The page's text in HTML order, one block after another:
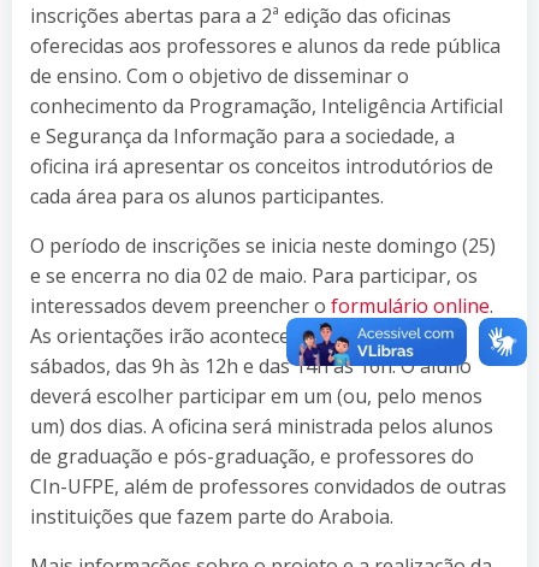
inscrições abertas para a 2ª edição das oficinas
oferecidas aos professores e alunos da rede pública
de ensino. Com o objetivo de disseminar o
conhecimento da Programação, Inteligência Artificial
e Segurança da Informação para a sociedade, a
oficina irá apresentar os conceitos introdutórios de
cada área para os alunos participantes.
O período de inscrições se inicia neste domingo (25)
e se encerra no dia 02 de maio. Para participar, os
interessados devem preencher o formulário online.
As orientações irão acontecer em 3 dias, aos
sábados, das 9h às 12h e das 14h às 16h. O aluno
deverá escolher participar em um (ou, pelo menos
um) dos dias. A oficina será ministrada pelos alunos
de graduação e pós-graduação, e professores do
CIn-UFPE, além de professores convidados de outras
instituições que fazem parte do Araboia.